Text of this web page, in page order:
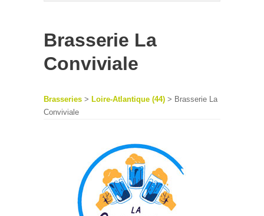
Brasserie La
Conviviale
Brasseries > Loire-Atlantique (44) > Brasserie La
Conviviale